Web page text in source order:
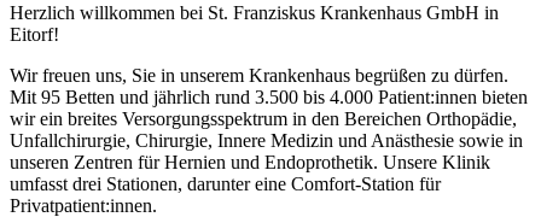
Herzlich willkommen bei St. Franziskus Krankenhaus GmbH in
Eitorf!
Wir freuen uns, Sie in unserem Krankenhaus begrüßen zu dürfen.
Mit 95 Betten und jährlich rund 3.500 bis 4.000 Patient:innen bieten
wir ein breites Versorgungsspektrum in den Bereichen Orthopädie,
Unfallchirurgie, Chirurgie, Innere Medizin und Anästhesie sowie in
unseren Zentren für Hernien und Endoprothetik. Unsere Klinik
umfasst drei Stationen, darunter eine Comfort-Station für
Privatpatient:innen.